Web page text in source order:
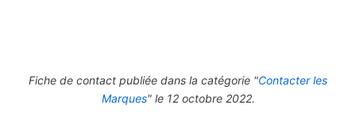
Fiche de contact publiée dans la catégorie "Contacter les
Marques" le 12 octobre 2022.